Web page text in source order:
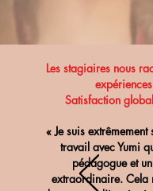
Les stagiaires nous
Satisfaction
« Je suis
travail avec Yumi
pédagogue et
extraordinaire. Cela